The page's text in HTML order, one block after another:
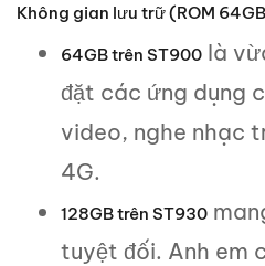
Không gian lưu trữ (ROM
64GB trên ST900 là
đặt các ứng dụng
video, nghe nhạc
4G.
128GB trên ST930
tuyệt đối. Anh em